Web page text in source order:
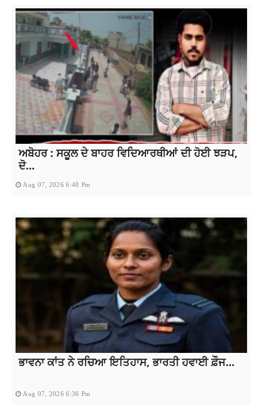
ਅਬੋਹਰ : ਸਕੂਲ ਦੇ ਬਾਹਰ ਵਿਦਿਆਰਥੀਆਂ ਦੀ ਹੋਈ ਝੜਪ,
ਦੋ...
Aug 07, 2026 6:48 Pm
ਭਾਵਨਾ ਕਾਂਤ ਨੇ ਰਚਿਆ ਇਤਿਹਾਸ, ਭਾਰਤੀ ਹਵਾਈ ਫ਼ੌਜ...
Aug 07, 2026 6:36 Pm